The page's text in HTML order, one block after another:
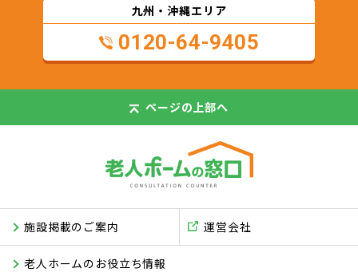
九州・沖縄エリア
0120-64-9405
ページの上部へ
施設掲載のご案内
老人ホームのお役立ち情報
運営会社